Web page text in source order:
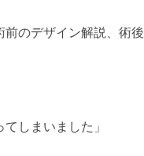
のデザイン解説、術後
しまいました」